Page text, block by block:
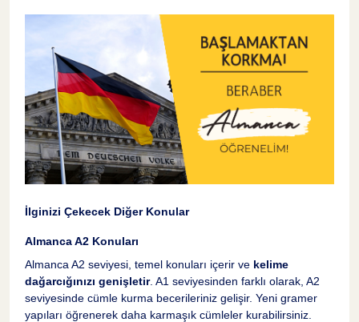
22 Kısa Paragraflar
23 Günlük Yazılar
24 Okuma Egzersizleri
26 Basit Cümleler Yazma
27 Günlük Tutma
İlginizi Çekecek Diğer Konular
Almanca A2 Konuları
Almanca A2 seviyesi, temel konuları içerir ve kelime
dağarcığınızı genişletir. A1 seviyesinden farklı olarak, A2
seviyesinde cümle kurma becerileriniz gelişir. Yeni gramer
yapıları öğrenerek daha karmaşık cümleler kurabilirsiniz.